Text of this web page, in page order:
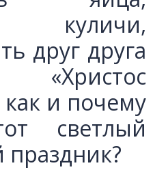
куличи,
друг друга
как и почему
светлый
праздник?